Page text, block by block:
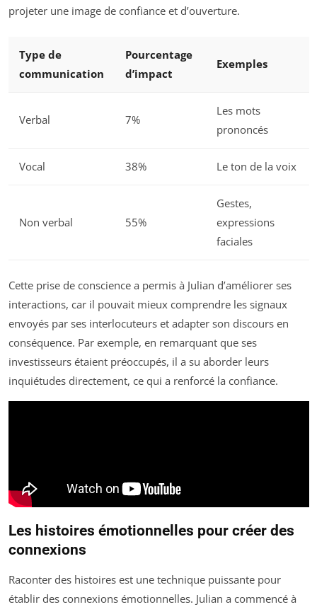
projeter une image de confiance et d’ouverture.
Type de
communication
Pourcentage
d’impact
Exemples
Verbal 7%
Les mots
prononcés
Vocal 38% Le ton de la voix
Non verbal 55%
Gestes,
expressions
faciales
Cette prise de conscience a permis à Julian d’améliorer ses
interactions, car il pouvait mieux comprendre les signaux
envoyés par ses interlocuteurs et adapter son discours en
conséquence. Par exemple, en remarquant que ses
investisseurs étaient préoccupés, il a su aborder leurs
inquiétudes directement, ce qui a renforcé la confiance.
Les histoires émotionnelles pour créer des
connexions
Raconter des histoires est une technique puissante pour
établir des connexions émotionnelles. Julian a commencé à